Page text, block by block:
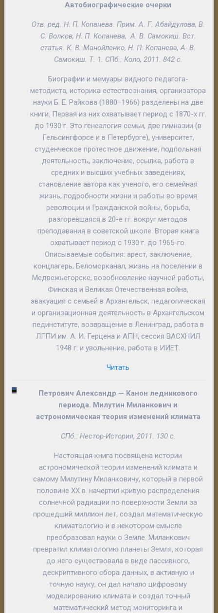
Автобиографические очерки
Отв. ред. Н. П. Копанева. Прим.А. Г. Абайдулова, В.
С. Волков, Н. П. Копанева, А. В. Самокиш. Вст.
статья.К. В. Манойленко, Н. П. Копанева, А. В.
Самокиш. Т. 1. СПб.: Коло, 2011. 842 с.
Биографии и мемуары видного педагога-
методиста, историка естествознания, организатора
науки Б. Е. Райкова (1880–1966) разделены на две
книги. Первая из них охватывает период с 1870-х гг.
до 1930 г. Это генеалогия семьи, две гимназии (в
Гельсингфорсе и в Петербурге), университет,
студенческое протестное движение, подпольная
деятельность, заключение, ссылка, работа в
средних и высших учебных заведениях,
становление автора как ученого, его семейная
жизнь, подробности жизни и работы во время
революции и Гражданской войны, борьба,
разгоревшаяся в 20-е гг. вокруг методов
преподавания в советской школе. Вторая книга
охватывает период с 1930 г. до 1965-го.
Описываемые события: арест, заключение,
концлагерь, Беломорканал, жизнь на поселении в
Медвежьегорске, возобновление научной работы,
Финская и Великая Отечественная война,
эвакуация с семьей в Архангельск, педагогическая
и организационная деятельность в Архангельском
пединституте, возвращение в Ленинград, работа в
ЛГПИ им. А. И. Герцена и АПН, сессия ВАСХНИЛ
1948 г. и увольнение, работа в ИИЕТ.
Читать
Петрович Александр — Канон ледникового
периода. Милутин Миланкович и
астрономическая теория изменений климата
СПб.: Нестор-История, 2011. 130 с.
Настоящая книга посвящена истории
астрономической теории изменений климата и
самому Милутину Миланковичу, который в первой
половине XX в. начертил кривую распределения
солнечной радиации по поверхности Земли за
прошедший миллион лет, создал математическую
климатологию и в некотором смысле
преобразовал науки о Земле. Миланкович
превратил климатологию планеты Земля, которая
до него существовала в виде пассивного,
дескриптивного сбора данных, в активную и
точную науку, он дал начало цифровому
моделированию климата и создал точный
математический метод мониторинга и